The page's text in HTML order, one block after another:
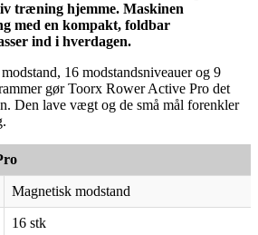
træning hjemme. Maskinen
med en kompakt, foldbar
ind i hverdagen.
16 modstandsniveauer og 9
gør Toorx Rower Active Pro det
Den lave vægt og de små mål forenkler
Magnetisk modstand
16 stk